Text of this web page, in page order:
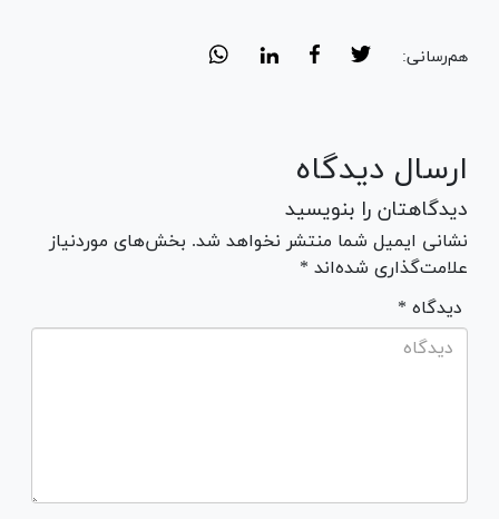
هم‌رسانی:
ارسال دیدگاه
دیدگاهتان را بنویسید
نشانی ایمیل شما منتشر نخواهد شد. بخش‌های موردنیاز
علامت‌گذاری شده‌اند *
* دیدگاه